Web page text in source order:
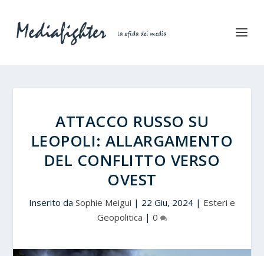
ATTACCO RUSSO SU
LEOPOLI: ALLARGAMENTO
DEL CONFLITTO VERSO
OVEST
Inserito da Sophie Meigui | 22 Giu, 2024 | Esteri e
Geopolitica | 0